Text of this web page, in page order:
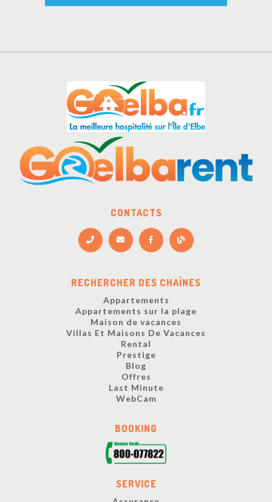
CONTACTS
RECHERCHER DES CHAÎNES
Appartements
Appartements sur la plage
Maison de vacances
Villas Et Maisons De Vacances
Rental
Prestige
Blog
Offres
Last Minute
WebCam
BOOKING
SERVICE